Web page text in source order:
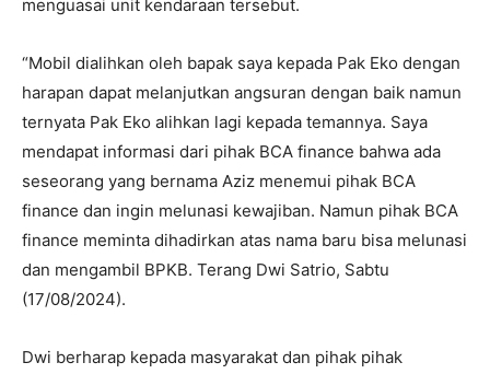
menguasai unit kendaraan tersebut.
“Mobil dialihkan oleh bapak saya kepada Pak Eko dengan
harapan dapat melanjutkan angsuran dengan baik namun
ternyata Pak Eko alihkan lagi kepada temannya. Saya
mendapat informasi dari pihak BCA finance bahwa ada
seseorang yang bernama Aziz menemui pihak BCA
finance dan ingin melunasi kewajiban. Namun pihak BCA
finance meminta dihadirkan atas nama baru bisa melunasi
dan mengambil BPKB. Terang Dwi Satrio, Sabtu
(17/08/2024).
Dwi berharap kepada masyarakat dan pihak pihak